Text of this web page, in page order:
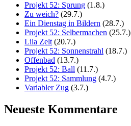
Projekt 52: Sprung (1.8.)
Zu weich? (29.7.)
Ein Dienstag in Bildern (28.7.)
Projekt 52: Selbermachen (25.7.)
Lila Zelt (20.7.)
Projekt 52: Sonnenstrahl (18.7.)
Offenbad (13.7.)
Projekt 52: Ball (11.7.)
Projekt 52: Sammlung (4.7.)
Variabler Zug (3.7.)
Neueste Kommentare